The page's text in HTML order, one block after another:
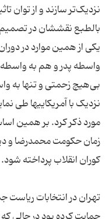
نزدیک‌تر سازند و از توان
بالطبع نقششان در
یکی از همین موارد در
واسطه پدر و هم به واسطه
بی‌هیچ زحمتی و تنها به
نزدیک با آمریکاییها طی
مورد ذکر کرد. بر همین
زمان حکومت محمدرضا و
تهران در انتخابات ریاست